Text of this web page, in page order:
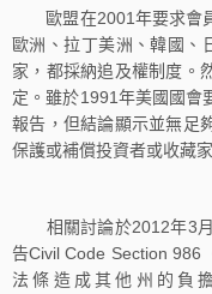
歐盟在2001年要求會員
歐洲、拉丁美洲、韓國、
家，都採納追及權制度。
定。雖於1991年美國國會
報告，但結論顯示並無足
保護或補償投資者或收藏
相關討論於2012年3月
告Civil Code Section 986
法條造成其他州的負